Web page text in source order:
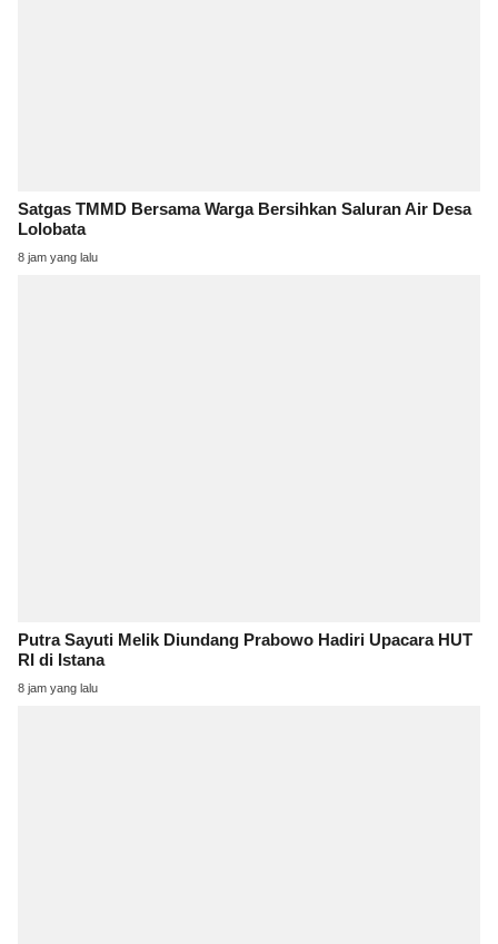
Satgas TMMD Bersama Warga Bersihkan Saluran Air Desa
Lolobata
8 jam yang lalu
Putra Sayuti Melik Diundang Prabowo Hadiri Upacara HUT
RI di Istana
8 jam yang lalu